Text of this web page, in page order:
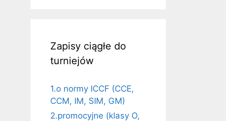
Zapisy ciągłe do
turniejów
1.o normy ICCF (CCE,
CCM, IM, SIM, GM)
2.promocyjne (klasy O,